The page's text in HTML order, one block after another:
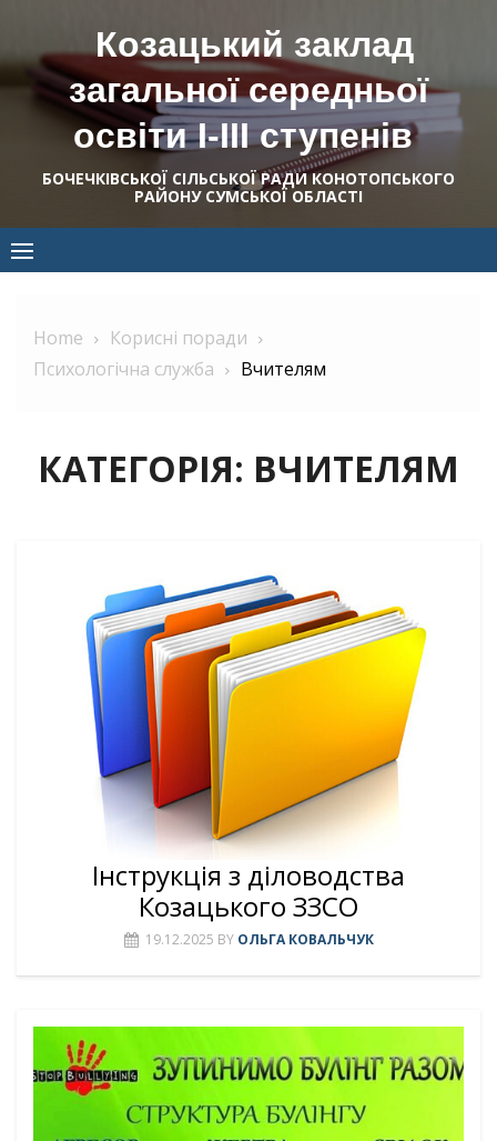
content
Козацький заклад
загальної середньої
освіти І-ІІІ ступенів
БОЧЕЧКІВСЬКОЇ СІЛЬСЬКОЇ РАДИ КОНОТОПСЬКОГО
РАЙОНУ СУМСЬКОЇ ОБЛАСТІ
Home
Корисні поради
Психологічна служба
Вчителям
КАТЕГОРІЯ: ВЧИТЕЛЯМ
Інструкція з діловодства
Козацького ЗЗСО
19.12.2025 BY ОЛЬГА КОВАЛЬЧУК